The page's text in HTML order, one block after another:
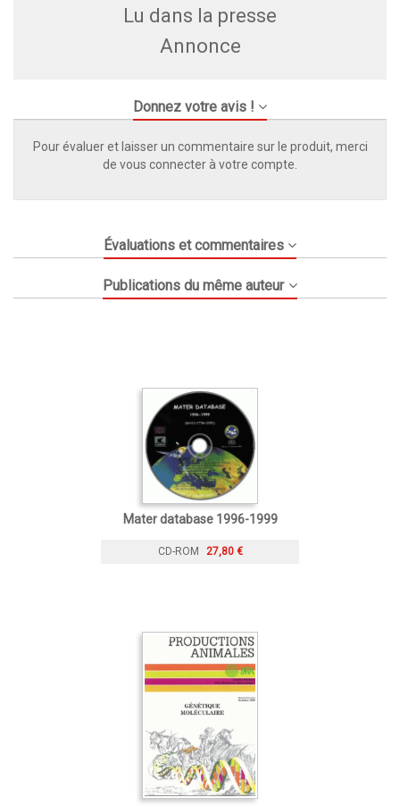
Lu dans la presse
Annonce
Donnez votre avis !
Pour évaluer et laisser un commentaire sur le produit, merci
de vous connecter à votre compte.
Évaluations et commentaires
Publications du même auteur
Mater database 1996-1999
CD-ROM 27,80 €